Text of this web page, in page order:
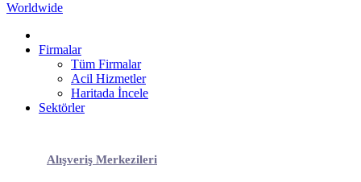
Firmalar
Tüm Firmalar
Acil Hizmetler
Haritada İncele
Sektörler
Alışveriş Merkezileri